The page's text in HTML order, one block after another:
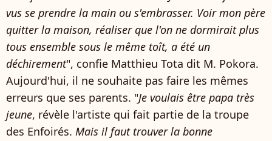
vus se prendre la main ou s'embrasser. Voir mon père
quitter la maison, réaliser que l'on ne dormirait plus
tous ensemble sous le même toît, a été un
déchirement", confie Matthieu Tota dit M. Pokora.
Aujourd'hui, il ne souhaite pas faire les mêmes
erreurs que ses parents. "Je voulais être papa très
jeune, révèle l'artiste qui fait partie de la troupe
des Enfoirés. Mais il faut trouver la bonne